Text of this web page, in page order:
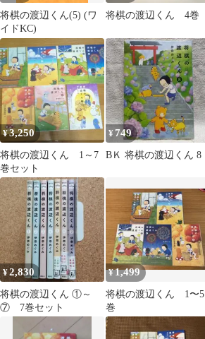
将棋の渡辺くん(5) (ワ
イドKC)
将棋の渡辺くん 4巻
¥3,250
将棋の渡辺くん 1～7
巻セット
¥ 749
BＫ 将棋の渡辺くん 8
¥2,830
将棋の渡辺くん ①～
⑦ 7巻セット
¥1,499
将棋の渡辺くん 1〜5
巻